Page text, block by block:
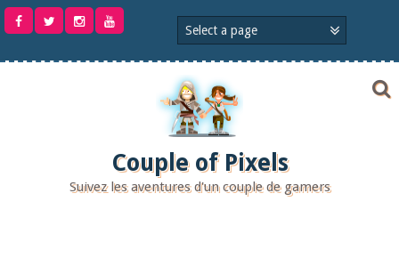
Aller
Couple of Pixels
Suivez les aventures d'un couple de gamers